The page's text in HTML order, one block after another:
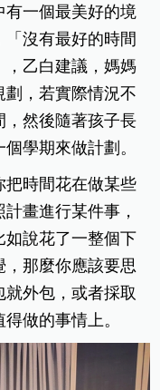
有一個最美好的境
沒有最好的時間
，乙白建議，媽媽
，若實際情況不
，然後隨著孩子長
學期來做計劃。
把時間花在做某些
畫進行某件事，
如說花了一整個下
那麼你應該要思
外包，或者採取
做的事情上。